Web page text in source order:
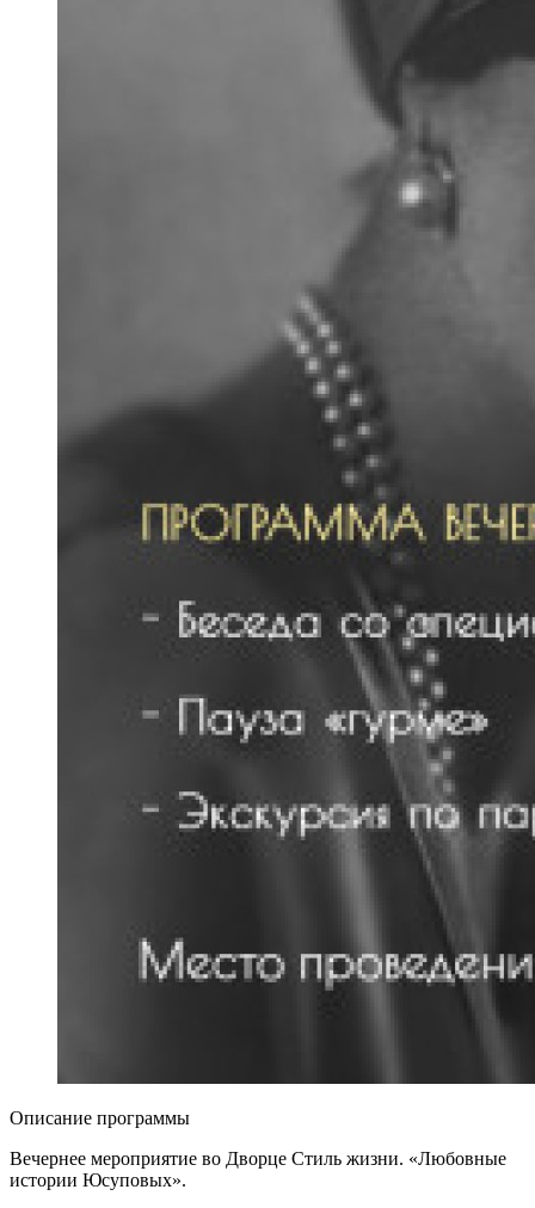
Описание программы
Вечернее мероприятие во Дворце Стиль жизни. «Любовные
истории Юсуповых».